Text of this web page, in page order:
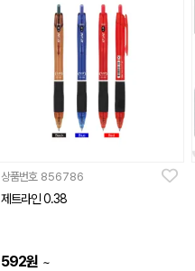
상품번호 856786
제트라인 0.38
592원 ~